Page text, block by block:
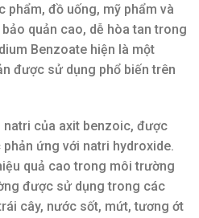
phẩm, đồ uống, mỹ phẩm và
quản cao, dễ hòa tan trong
Benzoate hiện là một
được sử dụng phổ biến trên
của axit benzoic, được
ứng với natri hydroxide.
quả cao trong môi trường
được sử dụng trong các
cây, nước sốt, mứt, tương ớt